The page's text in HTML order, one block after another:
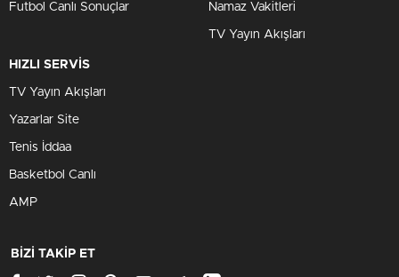
Futbol Canlı Sonuçlar Namaz Vakitleri
TV Yayın Akışları
HIZLI SERVİS
TV Yayın Akışları
Yazarlar Site
Tenis İddaa
Basketbol Canlı
AMP
BİZİ TAKİP ET